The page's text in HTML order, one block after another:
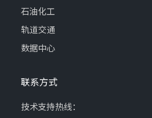
石油化工
轨道交通
数据中心
联系方式
技术支持热线：